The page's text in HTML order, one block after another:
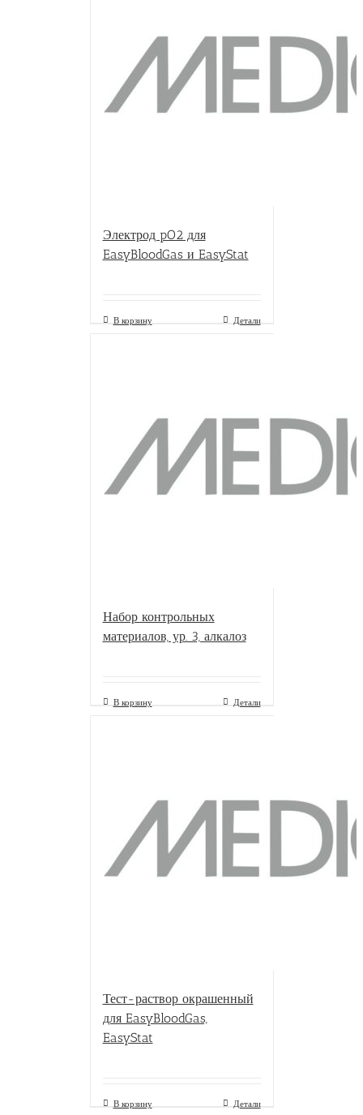
Электрод pO2 для
EasyBloodGas и EasyStat
В корзину Детали
Набор контрольных
материалов, ур. 3, алкалоз
В корзину Детали
Тест-раствор окрашенный
для EasyBloodGas,
EasyStat
В корзину Детали